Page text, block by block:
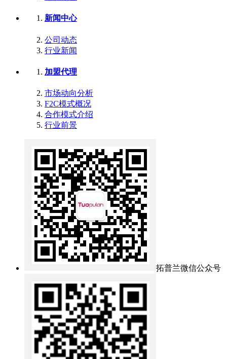
新闻中心
公司动态
行业新闻
加盟代理
市场动向分析
F2C模式概况
合作模式介绍
行业前景
拓普兰微信公众号